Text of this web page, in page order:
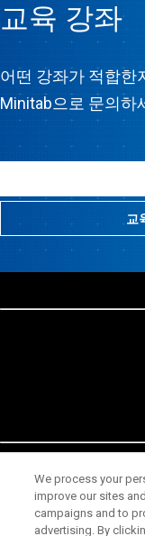
교육 강좌
어떤 강좌가 적합한
Minitab으로 문의하
교
© 2026
We process your
improve our sites
campaigns and to
advertising. By